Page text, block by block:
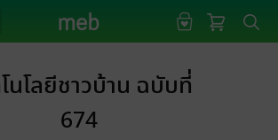
นโลยีชาวบ้าน ฉบับที่
674